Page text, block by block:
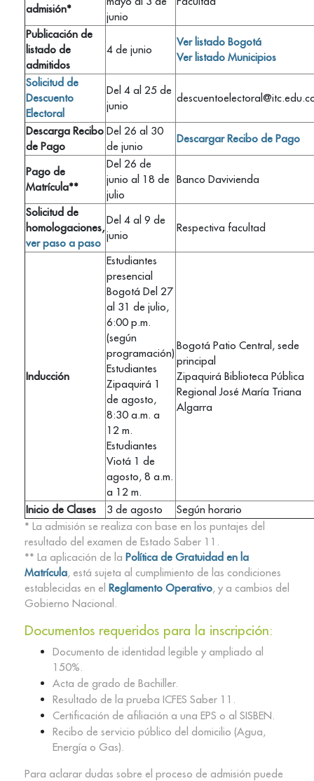
admisión*
junio
Publicación de
listado de
admitidos
4 de junio
Ver listado Bogotá
Ver listado Municipios
Solicitud de
Descuento
Electoral
Del 4 al 25 de
junio
Descarga Recibo
de Pago
Del 26 al 30
de junio
Descargar Recibo de Pago
Pago de
Matrícula**
Del 26 de
junio al 18 de
julio
Banco Davivienda
Solicitud de
homologaciones,
ver paso a paso
Del 4 al 9 de
junio
Respectiva facultad
Inducción
Estudiantes
presencial
Bogotá Del 27
al 31 de julio,
6:00 p.m.
(según
programación)
Estudiantes
Zipaquirá 1
de agosto,
8:30 a.m. a
12 m.
Estudiantes
Viotá 1 de
agosto, 8 a.m.
a 12 m.
Bogotá Patio Central, sede
principal
Zipaquirá Biblioteca Pública
Regional José María Triana
Algarra
Inicio de Clases 3 de agosto
Según horario
* La admisión se realiza con base en los puntajes del
resultado del examen de Estado Saber 11.
** La aplicación de la Política de Gratuidad en la
Matrícula, está sujeta al cumplimiento de las condiciones
establecidas en el Reglamento Operativo, y a cambios del
Gobierno Nacional.
Documentos requeridos para la inscripción:
Documento de identidad legible y ampliado al
150%.
Acta de grado de Bachiller.
Resultado de la prueba ICFES Saber 11.
Certificación de afiliación a una EPS o al SISBEN.
Recibo de servicio público del domicilio (Agua,
Energía o Gas).
Para aclarar dudas sobre el proceso de admisión puede